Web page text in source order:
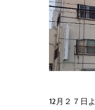
12月２７日